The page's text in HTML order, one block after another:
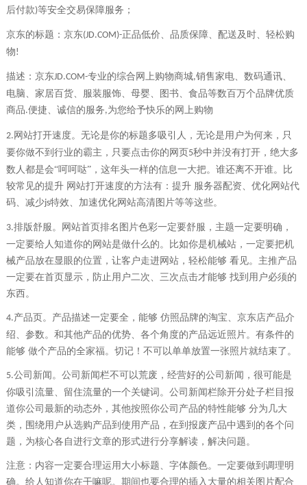
后付款)等安全交易保障服务；
京东的标题：京东(JD.COM)-正品低价、品质保障、配送及时、轻松购
物!
描述：京东JD.COM-专业的综合网上购物商城,销售家电、数码通讯、
电脑、家居百货、服装服饰、母婴、图书、食品等数百万个品牌优质
商品.便捷、诚信的服务,为您给予快乐的网上购物
2. 网站打开速度。无论是你的标题多吸引人，无论是用户为何来，只
要你做不到行业的霸主，只要点击你的网页5秒中并没有打开，绝大多
数人都是会“呵呵哒”，这年头一样的信息一大把。谁还离不开谁。比
较常见的提升 网站打开速度的方法有：提升 服务器配资、优化网站代
码、减少js特效、加速优化网站高清图片等等这些。
3.排版舒服。网站首页排名图片色彩一定要舒服，主题一定要明确，
一定要给人知道你的网站是做什么的。比如你是机械站，一定要把机
械产品放在显眼的位置，让客户走进网站，轻松能够 看见。主推产品
一定要在首页显示，防止用户二次、三次点击才能够 找到用户必须的
东西。
4.产品页。产品描述一定要全，能够 仿照品牌的淘宝、京东店产品介
绍、参数。和其他产品的优势、各个角度的产品远近照片。有条件的
能够 做个产品的全家福。切记！不可以单单放置一张照片就结束了。
5.公司新闻。公司新闻栏不可以荒废，经营好的公司新闻，很可能是
你吸引流量、留住流量的一个关键词。公司新闻栏除开分处子栏目报
道你公司最新的动态外，其他按照你公司产品的特性能够 分为几大
类，围绕用户从选购产品到使用产品，在到报废产品中遇到的各个问
题，为核心各自进行文章的形式进行分享解读，解决问题。
注意：内容一定要合理运用大小标题、字体颜色。一定要做到调理明
确。给人知道你在干嘛呢。期间也要合理的插入大量的相关图片配合